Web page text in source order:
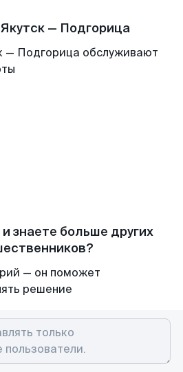
— Подгорица
— Подгорица обслуживают
знаете больше других
— он поможет
решение